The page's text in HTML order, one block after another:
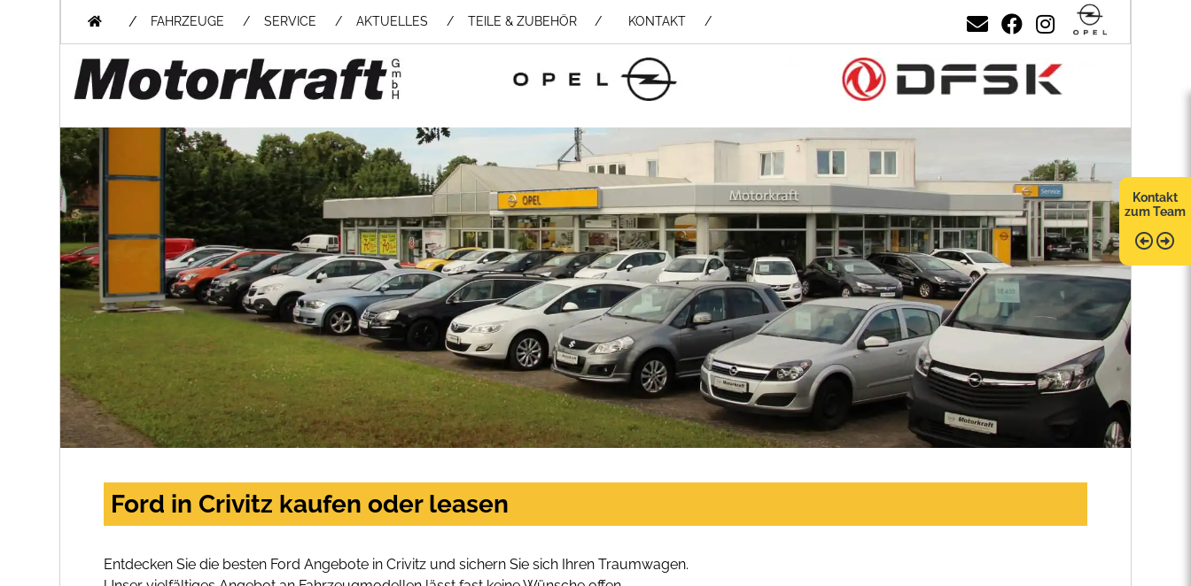
/ FAHRZEUGE SERVICE AKTUELLES TEILE & ZUBEHÖR / KONTAKT
Kontakt
zum Team
Ford in Crivitz kaufen oder leasen
Entdecken Sie die besten Ford Angebote in Crivitz und sichern Sie sich Ihren Traumwagen.